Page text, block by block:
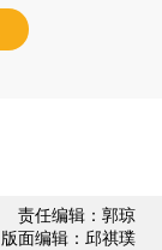
责任编辑：郭琼
版面编辑：邱祺璞